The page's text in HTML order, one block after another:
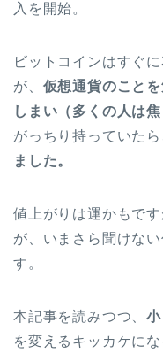
入を開始。
ビットコインはすぐ
が、 仮想通貨のこと
しまい（多くの人は
がっちり持っていたら
ました。
値上がりは運かもで
が、いまさら聞けな
す。
本記事を読みつつ、
を変えるキッカケに